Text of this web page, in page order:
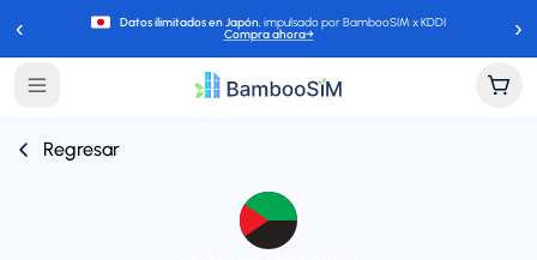
‹ Datos ilimitados en Japón, impulsado por BambooSIM x KDDI
Compra ahora→ ›
Regresar